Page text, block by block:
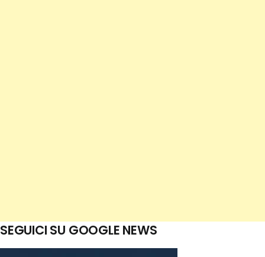
SEGUICI SU GOOGLE NEWS